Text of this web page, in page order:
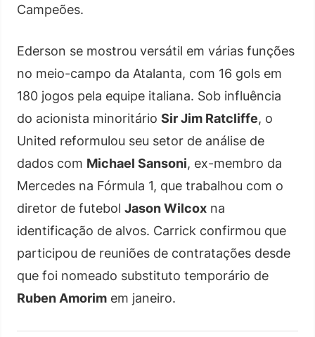
Campeões.
Ederson se mostrou versátil em várias funções
no meio-campo da Atalanta, com 16 gols em
180 jogos pela equipe italiana. Sob influência
do acionista minoritário Sir Jim Ratcliffe, o
United reformulou seu setor de análise de
dados com Michael Sansoni, ex-membro da
Mercedes na Fórmula 1, que trabalhou com o
diretor de futebol Jason Wilcox na
identificação de alvos. Carrick confirmou que
participou de reuniões de contratações desde
que foi nomeado substituto temporário de
Ruben Amorim em janeiro.